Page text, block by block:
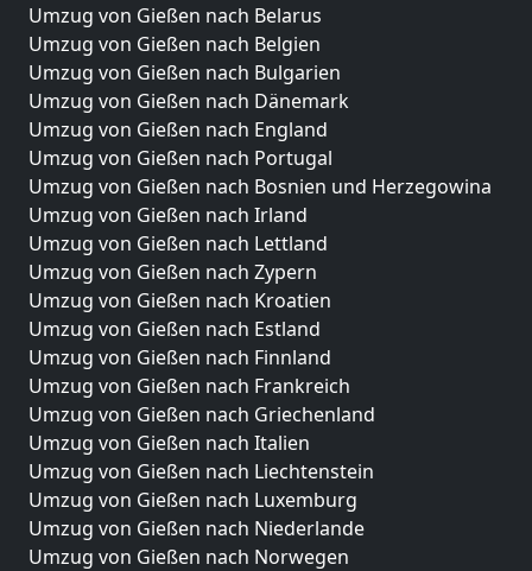
Umzug von Gießen nach Belarus
Umzug von Gießen nach Belgien
Umzug von Gießen nach Bulgarien
Umzug von Gießen nach Dänemark
Umzug von Gießen nach England
Umzug von Gießen nach Portugal
Umzug von Gießen nach Bosnien und Herzegowina
Umzug von Gießen nach Irland
Umzug von Gießen nach Lettland
Umzug von Gießen nach Zypern
Umzug von Gießen nach Kroatien
Umzug von Gießen nach Estland
Umzug von Gießen nach Finnland
Umzug von Gießen nach Frankreich
Umzug von Gießen nach Griechenland
Umzug von Gießen nach Italien
Umzug von Gießen nach Liechtenstein
Umzug von Gießen nach Luxemburg
Umzug von Gießen nach Niederlande
Umzug von Gießen nach Norwegen